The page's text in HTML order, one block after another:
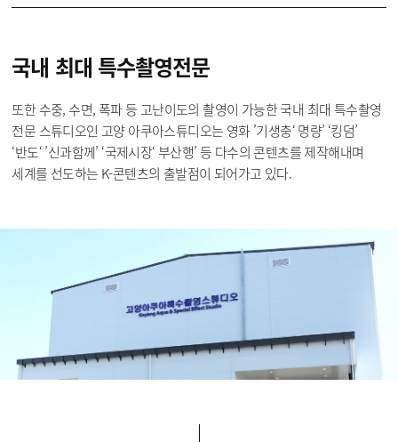
국내 최대 특수촬영전문
또한 수중, 수면, 폭파 등 고난이도의 촬영이 가능한 국내 최대 특수촬영
전문 스튜디오인 고양 아쿠아스튜디오는 영화 ’기생충‘ 명량’ ‘킹덤’
‘반도‘ ’신과함께’ ‘국제시장‘ 부산행’ 등 다수의 콘텐츠를 제작해내며
세계를 선도하는 K-콘텐츠의 출발점이 되어가고 있다.